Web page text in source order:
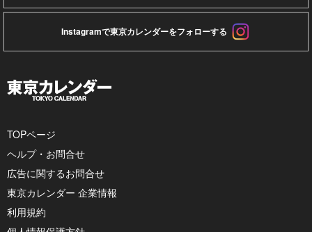
Instagramで東京カレンダーをフォローする
TOPページ
ヘルプ・お問合せ
広告に関するお問合せ
東京カレンダー 企業情報
利用規約